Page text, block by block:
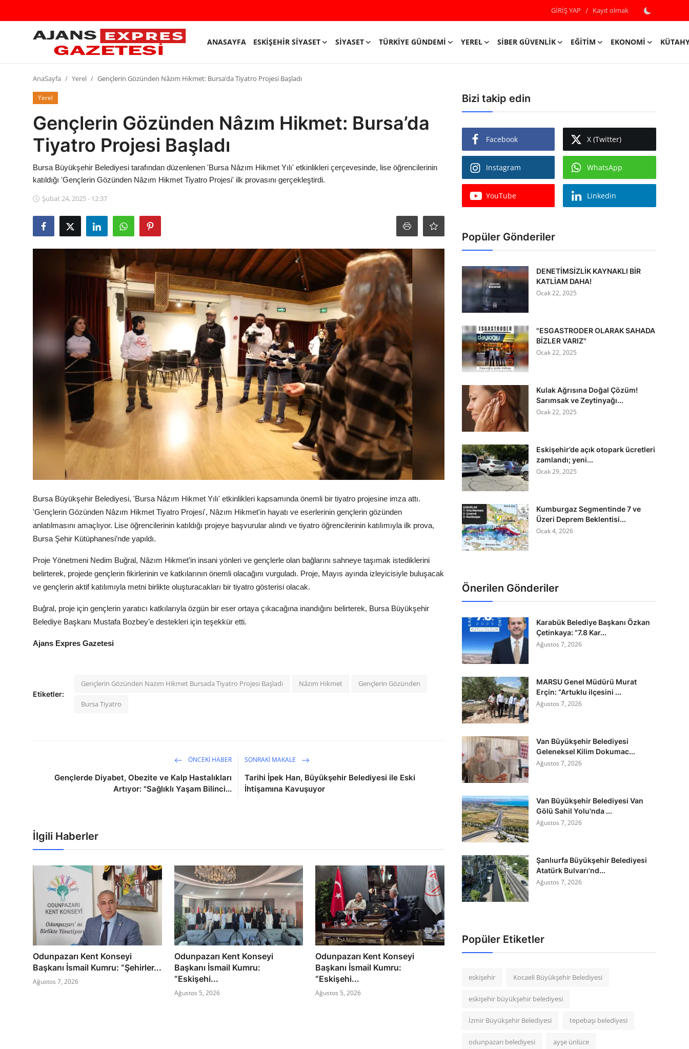
GİRİŞ YAP / Kayıt olmak
ANASAYFA ESKIŞEHIR SIYASET SIYASET TÜRKIYE GÜNDEMI YEREL SIBER GÜVENLIK EĞITIM EKONOMI
GİRİŞ
Kayıt
AnaSayfa
Eskişehir Siyaset
Siyaset
Türkiye Gündemi
TBMM Haberleri
Köşe Yazısı
Dernek
E-GAZETE
AnaSayfa Yerel Gençlerin Gözünden Nâzım Hikmet: Bursa’da Tiyatro Projesi Başladı
Yerel
Gençlerin Gözünden Nâzım Hikmet: Bursa’da
Tiyatro Projesi Başladı
Bursa Büyükşehir Belediyesi tarafından düzenlenen 'Bursa Nâzım Hikmet Yılı' etkinlikleri çerçevesinde, lise öğrencilerinin
katıldığı 'Gençlerin Gözünden Nâzım Hikmet Tiyatro Projesi' ilk provasını gerçekleştirdi.
Şubat 24, 2025 - 12:37
Bursa Büyükşehir Belediyesi, 'Bursa Nâzım Hikmet Yılı' etkinlikleri kapsamında önemli bir tiyatro projesine imza attı.
'Gençlerin Gözünden Nâzım Hikmet Tiyatro Projesi', Nâzım Hikmet'in hayatı ve eserlerinin gençlerin gözünden
anlatılmasını amaçlıyor. Lise öğrencilerinin katıldığı projeye başvurular alındı ve tiyatro öğrencilerinin katılımıyla ilk prova,
Bursa Şehir Kütüphanesi’nde yapıldı.
Proje Yönetmeni Nedim Buğral, Nâzım Hikmet’in insani yönleri ve gençlerle olan bağlarını sahneye taşımak istediklerini
belirterek, projede gençlerin fikirlerinin ve katkılarının önemli olacağını vurguladı. Proje, Mayıs ayında izleyicisiyle buluşacak
ve gençlerin aktif katılımıyla metni birlikte oluşturacakları bir tiyatro gösterisi olacak.
Buğral, proje için gençlerin yaratıcı katkılarıyla özgün bir eser ortaya çıkacağına inandığını belirterek, Bursa Büyükşehir
Belediye Başkanı Mustafa Bozbey’e destekleri için teşekkür etti.
Ajans Expres Gazetesi
Etiketler:
Gençlerin Gözünden Nazım Hikmet Bursada Tiyatro Projesi Başladı Nâzım Hikmet Gençlerin Gözünden
Bursa Tiyatro
ÖNCEKI HABER
Gençlerde Diyabet, Obezite ve Kalp Hastalıkları
Artıyor: "Sağlıklı Yaşam Bilinci...
SONRAKI MAKALE
Tarihi İpek Han, Büyükşehir Belediyesi ile Eski
İhtişamına Kavuşuyor
İlgili Haberler
Odunpazarı Kent Konseyi
Başkanı İsmail Kumru: “Şehirler...
Ağustos 7, 2026
Odunpazarı Kent Konseyi
Başkanı İsmail Kumru:
“Eskişehi...
Ağustos 5, 2026
Odunpazarı Kent Konseyi
Başkanı İsmail Kumru:
“Eskişehi...
Ağustos 5, 2026
Bizi takip edin
Facebook X (Twitter)
Instagram WhatsApp
YouTube Linkedin
Popüler Gönderiler
DENETİMSİZLİK KAYNAKLI BİR
KATLİAM DAHA!
Ocak 22, 2025
"ESGASTRODER OLARAK SAHADA
BİZLER VARIZ"
Ocak 22, 2025
Kulak Ağrısına Doğal Çözüm!
Sarımsak ve Zeytinyağı...
Ocak 22, 2025
Eskişehir’de açık otopark ücretleri
zamlandı; yeni...
Ocak 29, 2025
Kumburgaz Segmentinde 7 ve
Üzeri Deprem Beklentisi...
Ocak 4, 2026
Önerilen Gönderiler
Karabük Belediye Başkanı Özkan
Çetinkaya: “7.8 Kar...
Ağustos 7, 2026
MARSU Genel Müdürü Murat
Erçin: “Artuklu ilçesini ...
Ağustos 7, 2026
Van Büyükşehir Belediyesi
Geleneksel Kilim Dokumac...
Ağustos 7, 2026
Van Büyükşehir Belediyesi Van
Gölü Sahil Yolu'nda ...
Ağustos 7, 2026
Şanlıurfa Büyükşehir Belediyesi
Atatürk Bulvarı'nd...
Ağustos 7, 2026
Popüler Etiketler
eskişehir Kocaeli Büyükşehir Belediyesi
eskişehir büyükşehir belediyesi
İzmir Büyükşehir Belediyesi tepebaşı belediyesi
odunpazarı belediyesi ayşe ünlüce